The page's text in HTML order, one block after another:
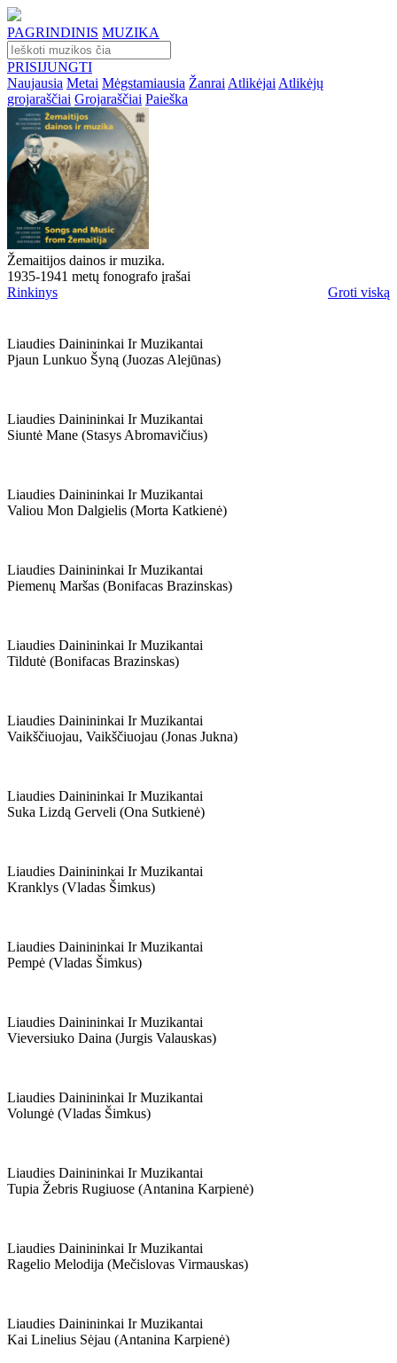
PAGRINDINIS MUZIKA
PRISIJUNGTI
Naujausia Metai Mėgstamiausia Žanrai Atlikėjai Atlikėjų
grojaraščiai Grojaraščiai Paieška
Žemaitijos dainos ir muzika.
1935-1941 metų fonografo įrašai
Rinkinys
Groti viską
Liaudies Dainininkai Ir Muzikantai
Pjaun Lunkuo Šyną (juozas Alejūnas)
Liaudies Dainininkai Ir Muzikantai
Siuntė Mane (stasys Abromavičius)
Liaudies Dainininkai Ir Muzikantai
Valiou Mon Dalgielis (morta Katkienė)
Liaudies Dainininkai Ir Muzikantai
Piemenų Maršas (bonifacas Brazinskas)
Liaudies Dainininkai Ir Muzikantai
Tildutė (bonifacas Brazinskas)
Liaudies Dainininkai Ir Muzikantai
Vaikščiuojau, Vaikščiuojau (jonas Jukna)
Liaudies Dainininkai Ir Muzikantai
Suka Lizdą Gerveli (ona Sutkienė)
Liaudies Dainininkai Ir Muzikantai
Kranklys (vladas Šimkus)
Liaudies Dainininkai Ir Muzikantai
Pempė (vladas Šimkus)
Liaudies Dainininkai Ir Muzikantai
Vieversiuko Daina (jurgis Valauskas)
Liaudies Dainininkai Ir Muzikantai
Volungė (vladas Šimkus)
Liaudies Dainininkai Ir Muzikantai
Tupia Žebris Rugiuose (antanina Karpienė)
Liaudies Dainininkai Ir Muzikantai
Ragelio Melodija (mečislovas Virmauskas)
Liaudies Dainininkai Ir Muzikantai
Kai Linelius Sėjau (antanina Karpienė)